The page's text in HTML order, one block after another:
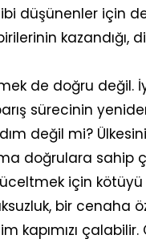
düşünenler için
de doğru değil.
sürecinin
değil mi?
doğrulara sahip
için
bir cenaha
kapımızı